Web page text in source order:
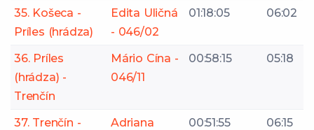
35. Košeca -
Príles (hrádza)
Edita Uličná
- 046/02
01:18:05 06:02
36. Príles
(hrádza) -
Trenčín
Mário Cína -
046/11
00:58:15 05:18
37. Trenčín -
Adriana
00:51:55 06:15